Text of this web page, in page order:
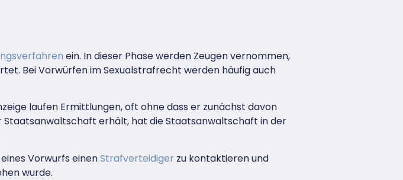
ein. In dieser Phase werden Zeugen vernommen,
Bei Vorwürfen im Sexualstrafrecht werden häufig auch
laufen Ermittlungen, oft ohne dass er zunächst davon
Staatsanwaltschaft erhält, hat die Staatsanwaltschaft in der
Vorwurfs einenStrafverteidiger zu kontaktieren und
wurde.